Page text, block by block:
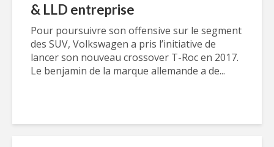
& LLD entreprise
Pour poursuivre son offensive sur le segment
des SUV, Volkswagen a pris l’initiative de
lancer son nouveau crossover T-Roc en 2017.
Le benjamin de la marque allemande a de...